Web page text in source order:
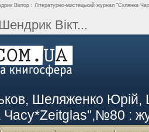
Віктор : Літературно-мистецький журнал "Склянка
Вікт...
Шеляженко Юрій,
: